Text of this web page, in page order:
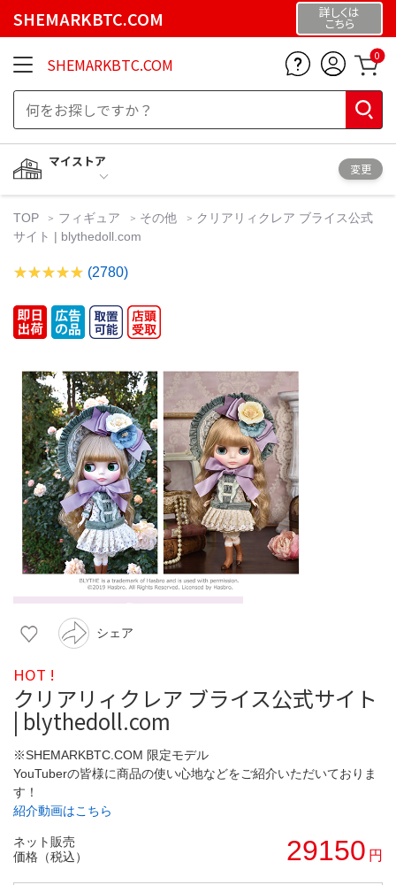
SHEMARKBTC.COM 詳しくは
こちら
SHEMARKBTC.COM 0
マイストア
変更
TOP フィギュア その他
クリアリィクレア ブライス公式
サイト | blythedoll.com
(2780)
シェア
HOT !
クリアリィクレア ブライス公式サイト
| blythedoll.com
※SHEMARKBTC.COM 限定モデル
YouTuberの皆様に商品の使い心地などをご紹介いただいておりま
す！
紹介動画はこちら
ネット販売
価格（税込）
29150 円